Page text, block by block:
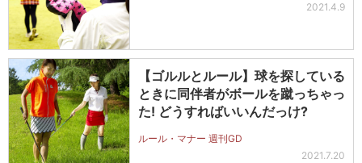
2021.4.9
【ゴルルとルール】球を探している
ときに同伴者がボールを蹴っちゃっ
た! どうすればいいんだっけ?
ルール・マナー 週刊GD
2021.7.20